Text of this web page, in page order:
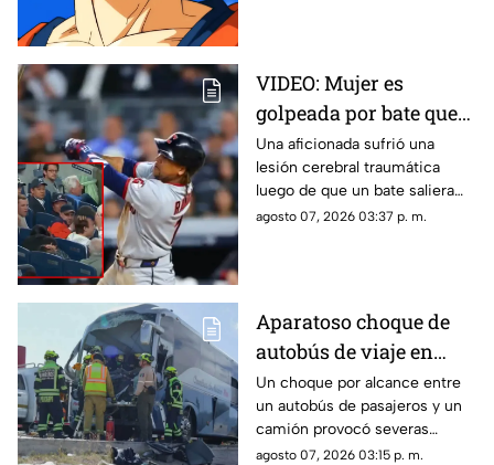
VIDEO: Mujer es
golpeada por bate que
salió volando en
partido de los Yankees;
los demandó por 10
millones de dólares
Una aficionada sufrió una
lesión cerebral traumática
luego de que un bate saliera
disparado hacia las gradas en
agosto 07, 2026 03:37 p. m.
Aparatoso choque de
autobús de viaje en
carretera deja un
conductor prensado y
dos heridos
Un choque por alcance entre
un autobús de pasajeros y un
camión provocó severas
afectaciones viales. El
agosto 07, 2026 03:15 p. m.